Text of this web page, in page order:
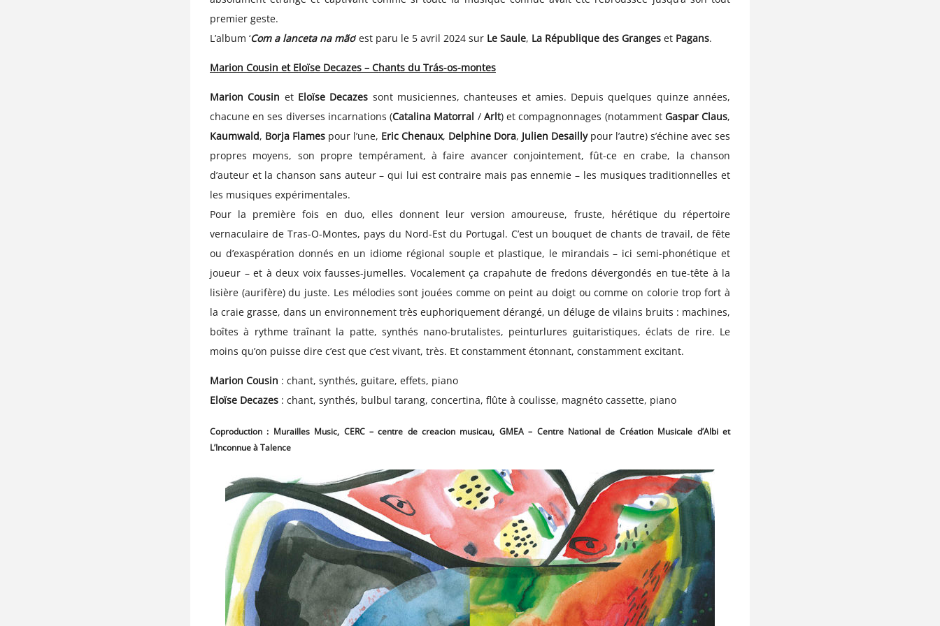
premier geste.
L’album ‘Com a lanceta na mão‘ est paru le 5 avril 2024 sur Le Saule, La République des Granges et Pagans.
Marion Cousin et Eloïse Decazes – Chants du Trás-os-montes
Marion Cousin et Eloïse Decazes sont musiciennes, chanteuses et amies. Depuis quelques quinze années,
chacune en ses diverses incarnations (Catalina Matorral / Arlt) et compagnonnages (notamment Gaspar Claus,
Kaumwald, Borja Flames pour l’une, Eric Chenaux, Delphine Dora, Julien Desaillypour l’autre) s’échine avec ses
propres moyens, son propre tempérament, à faire avancer conjointement, fût-ce en crabe, la chanson
d’auteur et la chanson sans auteur – qui lui est contraire mais pas ennemie – les musiques traditionnelles et
les musiques expérimentales.
Pour la première fois en duo, elles donnent leur version amoureuse, fruste, hérétique du répertoire
vernaculaire de Tras-O-Montes, pays du Nord-Est du Portugal. C’est un bouquet de chants de travail, de fête
ou d’exaspération donnés en un idiome régional souple et plastique, le mirandais – ici semi-phonétique et
joueur – et à deux voix fausses-jumelles. Vocalement ça crapahute de fredons dévergondés en tue-tête à la
lisière (aurifère) du juste. Les mélodies sont jouées comme on peint au doigt ou comme on colorie trop fort à
la craie grasse, dans un environnement très euphoriquement dérangé, un déluge de vilains bruits : machines,
boîtes à rythme traînant la patte, synthés nano-brutalistes, peinturlures guitaristiques, éclats de rire. Le
moins qu’on puisse dire c’est que c’est vivant, très. Et constamment étonnant, constamment excitant.
Marion Cousin : chant, synthés, guitare, effets, piano
Eloïse Decazes : chant, synthés, bulbul tarang, concertina, flûte à coulisse, magnéto cassette, piano
Coproduction : Murailles Music, CERC – centre de creacion musicau, GMEA – Centre National de Création Musicale d’Albi et
L’Inconnue à Talence